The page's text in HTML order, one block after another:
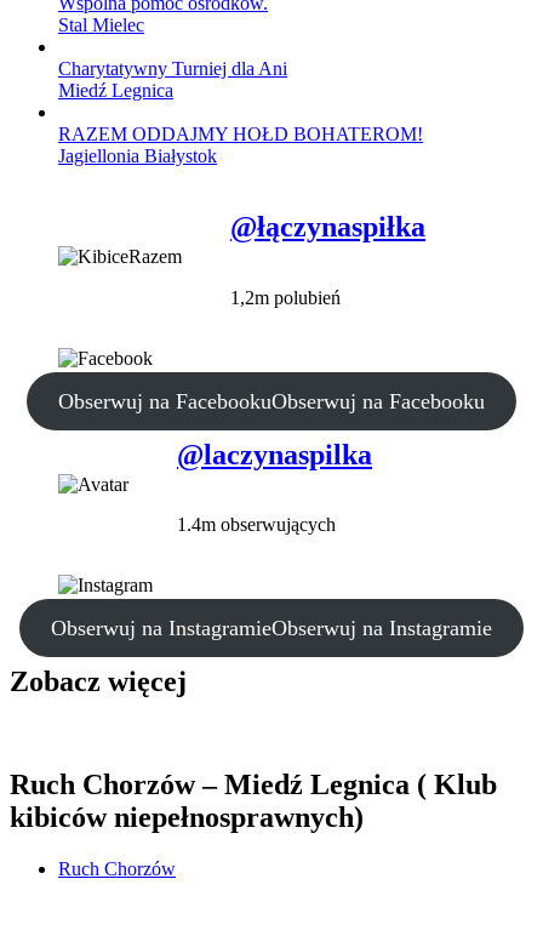
Stal Mielec
Charytatywny Turniej dla Ani
Miedź Legnica
RAZEM ODDAJMY HOŁD BOHATEROM!
Jagiellonia Białystok
@łączynaspiłka
1,2m polubień
Obserwuj na FacebookuObserwuj na Facebooku
@laczynaspilka
1.4m obserwujących
Obserwuj na InstagramieObserwuj na Instagramie
Zobacz więcej
Ruch Chorzów – Miedź Legnica ( Klub
kibiców niepełnosprawnych)
Ruch Chorzów